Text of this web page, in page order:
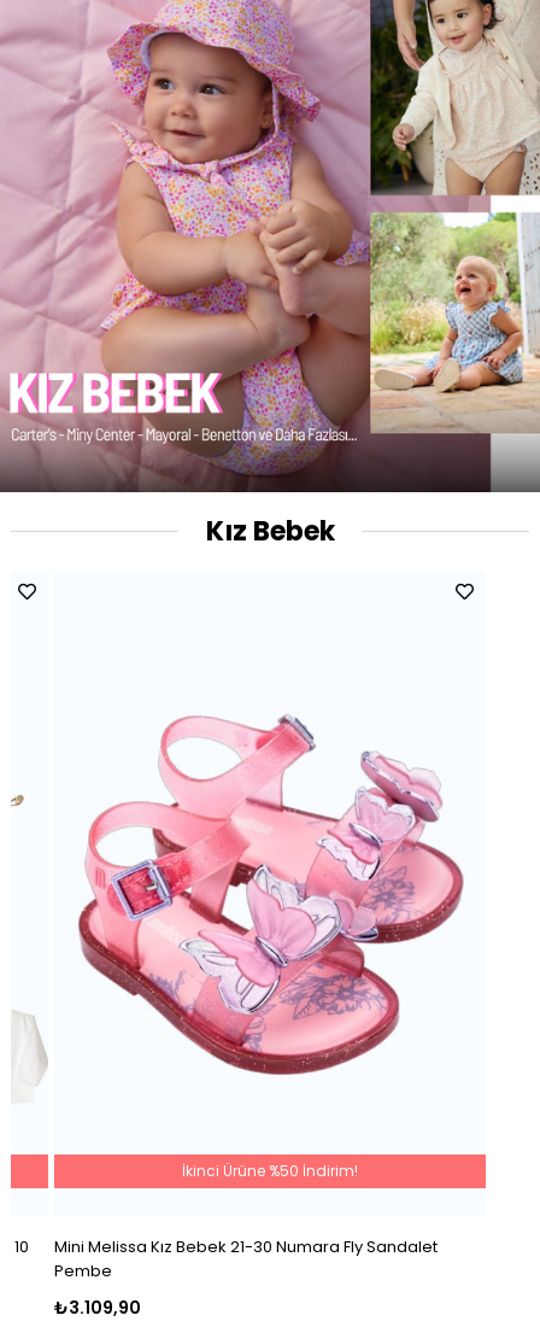
Kız Bebek
10
Mini Melissa Kız Bebek 21-30 Numara Fly Sandalet
Pembe
₺3.109,90
İkinci Ürüne %50 İndirim!